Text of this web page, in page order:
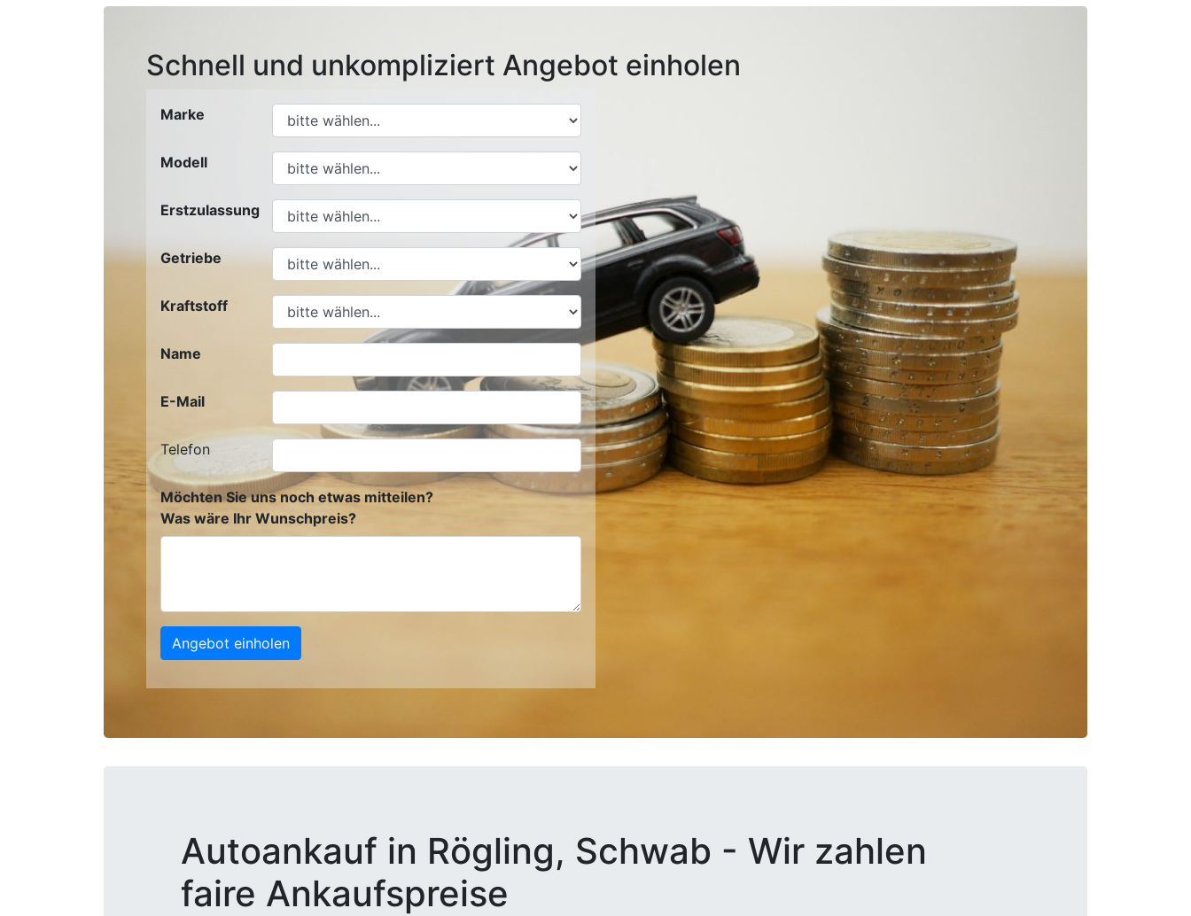
Schnell und unkompliziert Angebot einholen
Marke
Modell
Erstzulassung
Getriebe
Kraftstoff
Name
E-Mail
Telefon
Möchten Sie uns noch etwas mitteilen?
Was wäre Ihr Wunschpreis?
Angebot einholen
Autoankauf in Rögling, Schwab - Wir zahlen
faire Ankaufspreise